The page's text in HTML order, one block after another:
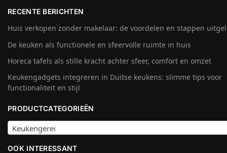
RECENTE BERICHTEN
Huis verkopen zonder makelaar: de voordelen en stappen
De keuken als functionele en sfeervolle ruimte in huis
Horeca tafels als stille kracht achter sfeer, comfort en omzet
Keukengadgets integreren in Duitse keukens: slimme tips voor
functionaliteit en stijl
PRODUCTCATEGORIEËN
Keukengerei
OOK INTERESSANT